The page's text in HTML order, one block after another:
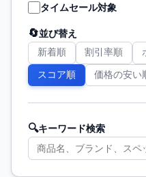
タイムセール対象
🔄並び替え
新着順 割引率順
スコア順 価格の安い
🔍キーワード検索